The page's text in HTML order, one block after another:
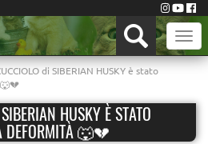
Toggle
di SIBERIAN HUSKY è stato
HUSKY È STATO
DEFORMITÀ 🐺💔